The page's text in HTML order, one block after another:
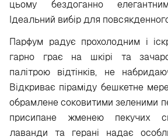
цьому бездоганно
Ідеальний вибір для
Парфум радує прохолодним і
гарно грає на шкірі та
палітрою відтінків, не
Відкриває піраміду бешкетне
обрамлене соковитими зеленими
присипане жменею пекучих
лаванди та герані надає